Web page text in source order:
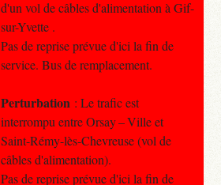
d'un vol de câbles d'alimentation à Gif-
sur-Yvette .
Pas de reprise prévue d'ici la fin de
service. Bus de remplacement.
Perturbation : Le trafic est
interrompu entre Orsay – Ville et
Saint-Rémy-lès-Chevreuse (vol de
câbles d'alimentation).
Pas de reprise prévue d'ici la fin de